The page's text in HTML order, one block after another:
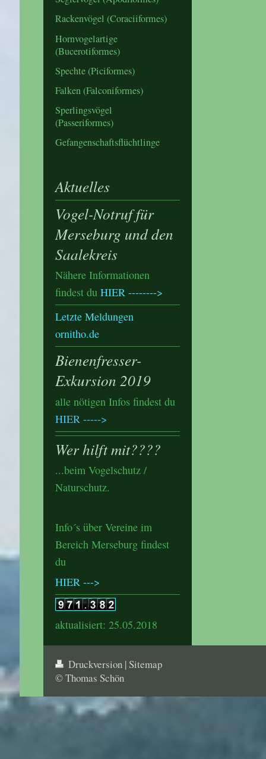
Rackenvögel (Coraciiformes)
Hornvogelartige
(Bucerotiformes)
Spechte (Piciformes)
Falken (Falconiformes)
Sperlingsvögel
(Passeriformes)
Gefangenschaftsflüchtlinge
Aktuelles
Vogel-Notruf für
Merseburg und den
Saalekreis
Nähere Informationen
findest du HIER -------->
Letzte Meldungen
ornitho.de
Bienenfresser-
Exkursion 2019
alle nötigen Infos findest du
HIER ----->
Wer hilft mit????
...beim Vogelschutz /
Naturschutz.
Info´s über Vereine im
Bereich Merseburg findest
du
HIER --->
aktualisiert: 25.05.2018
Druckversion |Sitemap
© Thomas Schön